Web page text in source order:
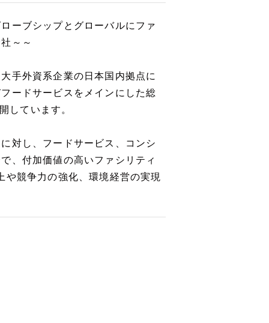
ーブシップとグローバルにファ
～～
資系企業の日本国内拠点に
ードサービスをメインにした総
ています。
対し、フードサービス、コンシ
、付加価値の高いファシリティ
や競争力の強化、環境経営の実現